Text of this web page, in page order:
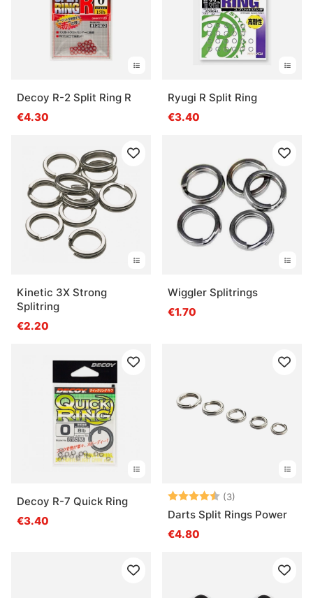
Decoy R-2 Split Ring R
€4.30
Ryugi R Split Ring
€3.40
Kinetic 3X Strong
Splitring
€2.20
Wiggler Splitrings
€1.70
Decoy R-7 Quick Ring
€3.40
Bewertung:(3)
Darts Split Rings Power
€4.80